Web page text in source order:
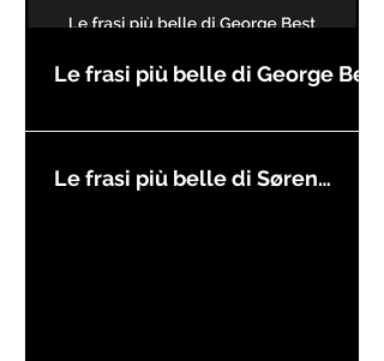
Le frasi più belle di George Best
Le frasi più belle di Søren